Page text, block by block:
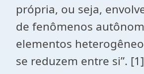
própria, ou seja,
de fenômenos
elementos
se reduzem entre si”. [1]